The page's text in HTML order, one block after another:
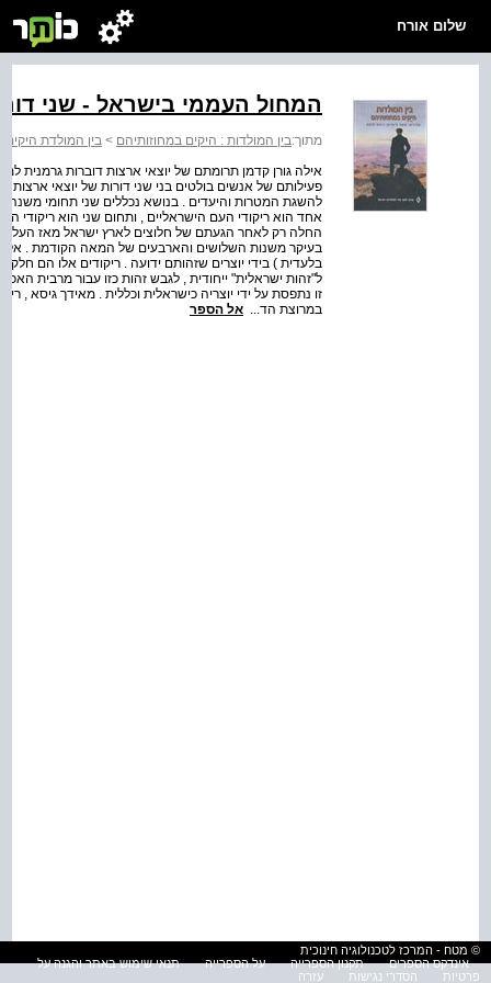
שלום אורח
המחול העממי בישראל - שני
מתוך:בין המולדות : היקים במחוזותיהם > בין המולדת היקים
אילה גורן קדמן תרומתם של יוצאי ארצות דוברות גרמנית
פעילותם של אנשים בולטים בני שני דורות של יוצאי
להשגת המטרות והיעדים . בנושא נכללים שני תחומי משנה
אחד הוא ריקודי העם הישראליים , ותחום שני הוא ריקודי
החלה רק לאחר הגעתם של חלוצים לארץ ישראל מאז
בעיקר משנות השלושים והארבעים של המאה הקודמת . אלו
בלעדית ) בידי יוצרים שזהותם ידועה . ריקודים אלו הם
ל"זהות ישראלית" ייחודית , לגבש זהות כזו עבור מרבית
זו נתפסת על ידי יוצריה כישראלית וכללית . מאידך גיסא ,
במרוצת הד... אל הספר
© מטח - המרכז לטכנולוגיה חינוכית
אינדקס הספרים
תקנון הספרייה על הספרייה
תנאי שימוש באתר והגנה על
פרטיות
הסדרי נגישות עזרה